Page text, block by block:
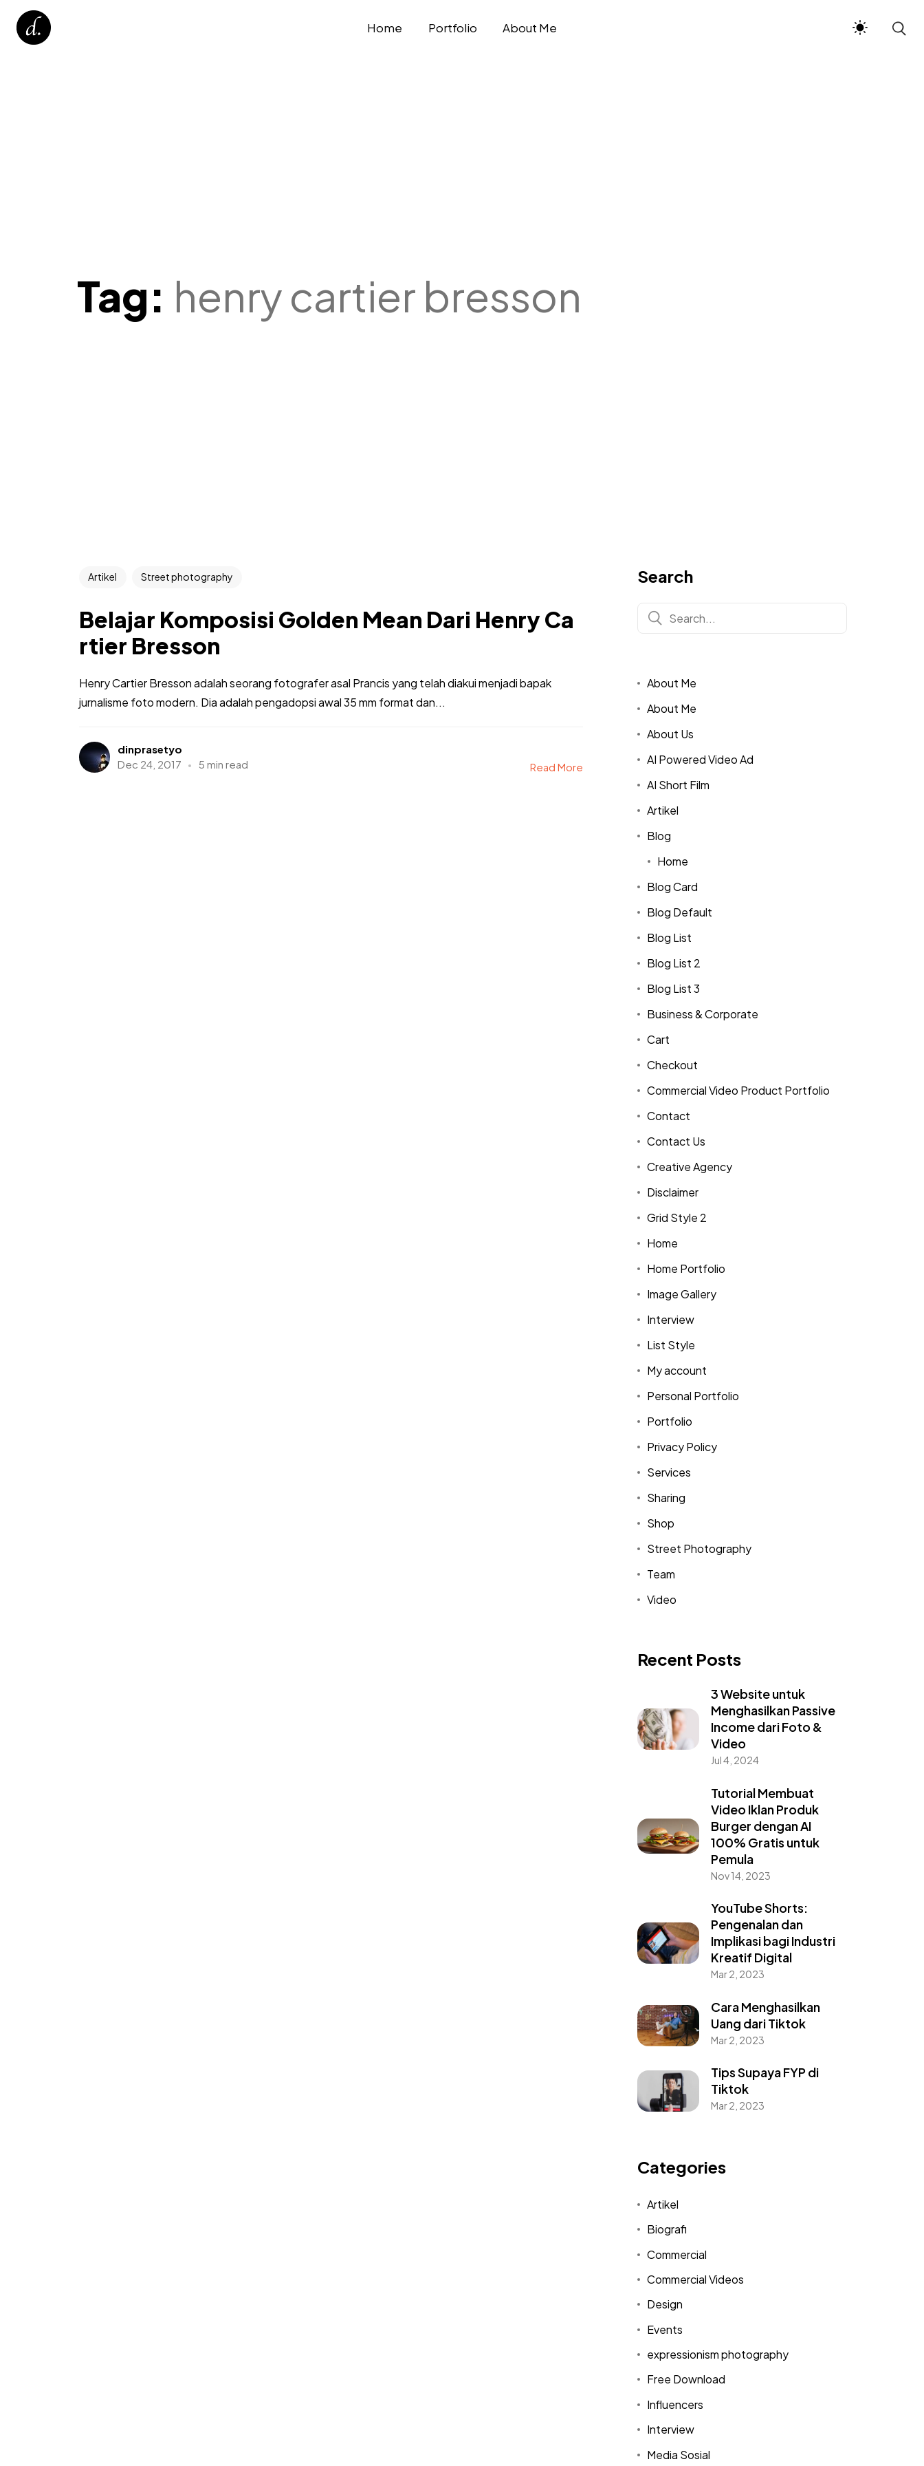
Home Portfolio About Me
Tag: henry cartier bresson
Artikel Street photography
Belajar Komposisi Golden Mean Dari Henry Ca
rtier Bresson
Henry Cartier Bresson adalah seorang fotografer asal Prancis yang telah diakui menjadi bapak
jurnalisme foto modern. Dia adalah pengadopsi awal 35 mm format dan...
dinprasetyo
Dec 24, 2017
5 min read Read More
Search
About Me
About Me
About Us
AI Powered Video Ad
AI Short Film
Artikel
Blog
Home
Blog Card
Blog Default
Blog List
Blog List 2
Blog List 3
Business & Corporate
Cart
Checkout
Commercial Video Product Portfolio
Contact
Contact Us
Creative Agency
Disclaimer
Grid Style 2
Home
Home Portfolio
Image Gallery
Interview
List Style
My account
Personal Portfolio
Portfolio
Privacy Policy
Services
Sharing
Shop
Street Photography
Team
Video
Recent Posts
3 Website untuk
Menghasilkan Passive
Income dari Foto &
Video
Jul 4, 2024
Tutorial Membuat
Video Iklan Produk
Burger dengan AI
100% Gratis untuk
Pemula
Nov 14, 2023
YouTube Shorts:
Pengenalan dan
Implikasi bagi Industri
Kreatif Digital
Mar 2, 2023
Cara Menghasilkan
Uang dari Tiktok
Mar 2, 2023
Tips Supaya FYP di
Tiktok
Mar 2, 2023
Categories
Artikel
Biografi
Commercial
Commercial Videos
Design
Events
expressionism photography
Free Download
Influencers
Interview
Media Sosial